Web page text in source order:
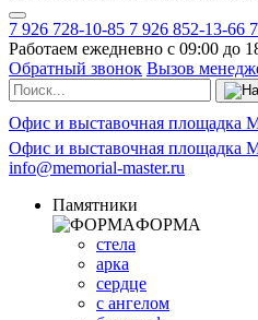
7 926 728-10-85 7 926 852-13-66
Работаем ежедневно с 09:00 до
Обратный звонок Вызов
Офис и выставочная площадка
Офис и выставочная площадка
info@memorial-master.ru
Памятники
ФОРМА
стела
арка
сердце
с ангелом